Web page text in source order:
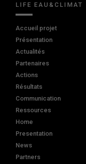
LIFE EAU&CLIMAT
Accueil projet
Présentation
Actualités
Partenaires
Actions
Résultats
Communication
Ressources
Home
Presentation
News
Partners